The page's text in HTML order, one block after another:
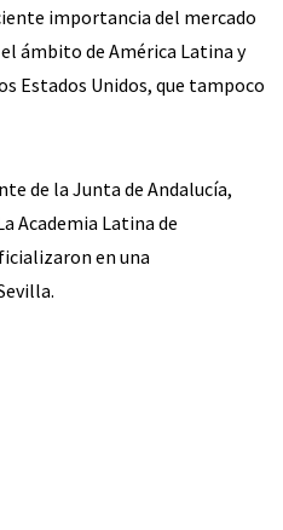
importancia del mercado
ámbito de América Latina y
Estados Unidos, que tampoco
de la Junta de Andalucía,
Academia Latina de
en una